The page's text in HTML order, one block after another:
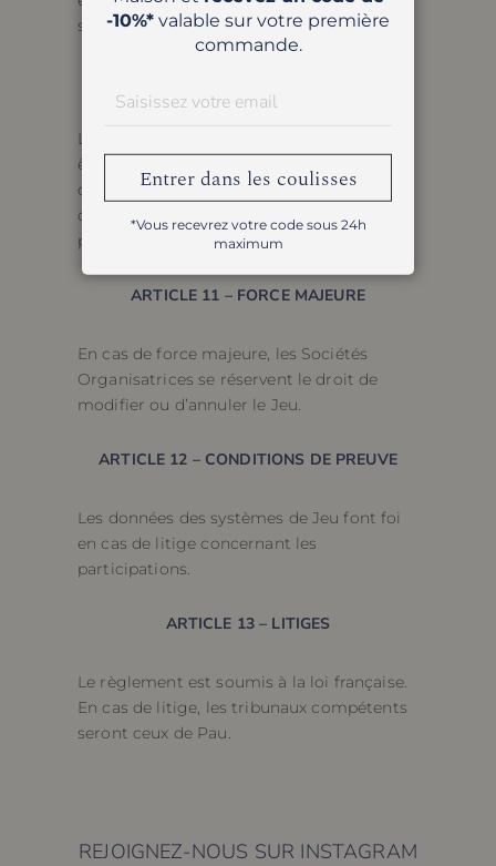
sans autorisation.
Les Sociétés Organisatrices ne peuvent
être tenues responsables en cas de
dysfonctionnements techniques ou
d’usages frauduleux des comptes
participants.
ARTICLE 11 – FORCE MAJEURE
En cas de force majeure, les Sociétés
Organisatrices se réservent le droit de
modifier ou d’annuler le Jeu.
ARTICLE 12 – CONDITIONS DE PREUVE
Les données des systèmes de Jeu font foi
en cas de litige concernant les
participations.
ARTICLE 13 – LITIGES
Le règlement est soumis à la loi française.
En cas de litige, les tribunaux compétents
seront ceux de Pau.
REJOIGNEZ-NOUS SUR INSTAGRAM
-10%* valable sur votre première
commande.
Entrer dans les coulisses
*Vous recevrez votre code sous 24h
maximum